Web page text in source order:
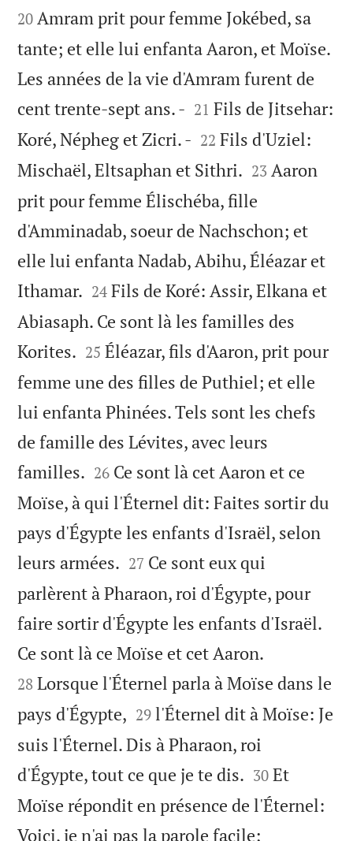
20 Amram prit pour femme Jokébed, sa
tante; et elle lui enfanta Aaron, et Moïse.
Les années de la vie d'Amram furent de
cent trente-sept ans. - 

21 Fils de Jitsehar:
Koré, Népheg et Zicri. - 

22 Fils d'Uziel:
Mischaël, Eltsaphan et Sithri. 

23 Aaron
prit pour femme Élischéba, fille
d'Amminadab, soeur de Nachschon; et
elle lui enfanta Nadab, Abihu, Éléazar et
Ithamar. 

24 Fils de Koré: Assir, Elkana et
Abiasaph. Ce sont là les familles des
Korites. 

25 Éléazar, fils d'Aaron, prit pour
femme une des filles de Puthiel; et elle
lui enfanta Phinées. Tels sont les chefs
de famille des Lévites, avec leurs
familles. 

26 Ce sont là cet Aaron et ce
Moïse, à qui l'Éternel dit: Faites sortir du
pays d'Égypte les enfants d'Israël, selon
leurs armées. 

27 Ce sont eux qui
parlèrent à Pharaon, roi d'Égypte, pour
faire sortir d'Égypte les enfants d'Israël.
Ce sont là ce Moïse et cet Aaron.
28 Lorsque l'Éternel parla à Moïse dans le
pays d'Égypte, 

29 l'Éternel dit à Moïse: Je
suis l'Éternel. Dis à Pharaon, roi
d'Égypte, tout ce que je te dis. 

30 Et
Moïse répondit en présence de l'Éternel:
Voici, je n'ai pas la parole facile;